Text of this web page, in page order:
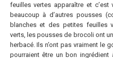
feuilles vertes apparaître et
beaucoup à d’autres pousses
blanches et des petites feuilles
verts, les pousses de brocoli ont
herbacé. Ils n’ont pas vraiment le
pourraient être un bon